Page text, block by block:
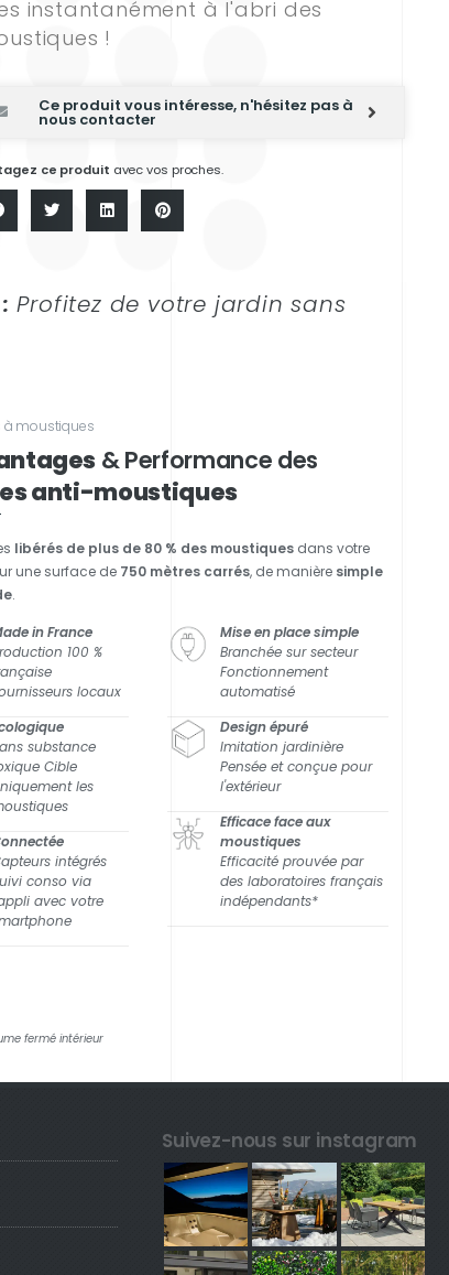
instantanément à l'abri des
!
Ce produit vous intéresse, n'hésitez pas à
nous contacter
ce produit avec vos proches.
Profitez de votre jardin sans
à moustiques
& Performance des
anti-moustiques
libérés de plus de 80 % des moustiquesdans votre
une surface de 750 mètres carrés, de manièresimple
.
in France
100 %
locaux
substance
Cible
les
intégrés
conso via
avec votre
Mise en place simple
Branchée sur secteur
Fonctionnement
automatisé
Design épuré
Imitation jardinière
Pensée et conçue pour
l'extérieur
Efficace face aux
moustiques
Efficacité prouvée par
des laboratoires français
indépendants*
fermé intérieur
Suivez-nous sur instagram